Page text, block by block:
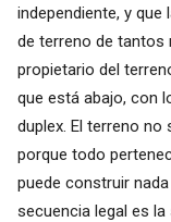
independiente, y
de terreno de tantos
propietario del
que está abajo, con
duplex. El terreno no
porque todo
puede construir
secuencia legal es la